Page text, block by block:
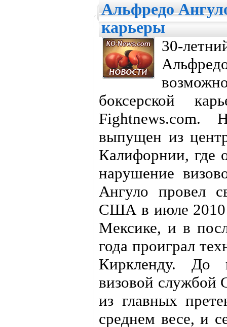
Альфредо
карьеры
30-
боксерской
Fightnews.com.
выпущен из
Калифорнии, где
нарушение
Ангуло провел
США в июле 2010
Мексике, и в
года проиграл
Киркленду. До
визовой
из главных
среднем весе, и